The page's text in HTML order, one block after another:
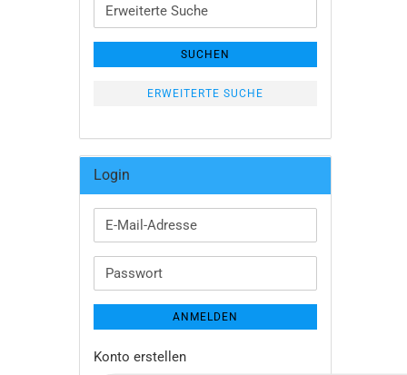
Suche
SUCHEN
ERWEITERTE SUCHE
Login
E-
Mail-
Passwort
ANMELDEN
Konto erstellen